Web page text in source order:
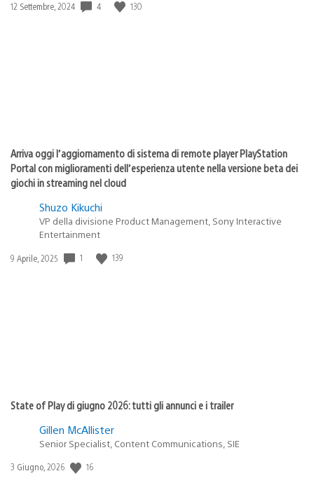
Data
12 Settembre, 2024 4 130
Arriva oggi l’aggiornamento di sistema di remote player PlayStation
Portal con miglioramenti dell’esperienza utente nella versione beta dei
giochi in streaming nel cloud
Shuzo Kikuchi
VP della divisione Product Management, Sony Interactive
Entertainment
Data
9 Aprile, 2025 1 139
State of Play di giugno 2026: tutti gli annunci e i trailer
Gillen McAllister
Senior Specialist, Content Communications, SIE
Data
3 Giugno, 2026 16